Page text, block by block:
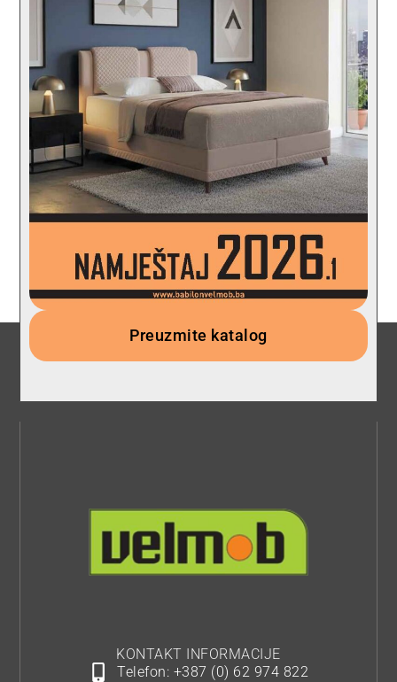
Preuzmite katalog
KONTAKT INFORMACIJE
Telefon: +387 (0) 62 974 822